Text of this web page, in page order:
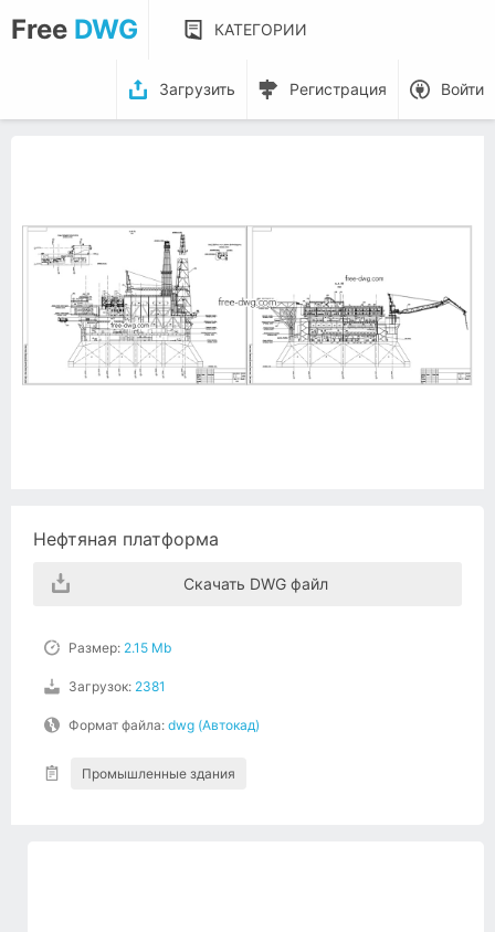
Free DWG КАТЕГОРИИ
Загрузить Регистрация Войти
Нефтяная платформа
Скачать DWG файл
Размер: 2.15 Mb
Загрузок: 2381
Формат файла: dwg (Автокад)
Промышленные здания